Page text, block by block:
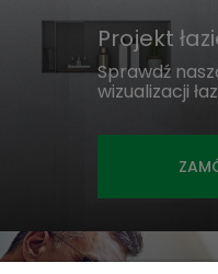
klej i fugi?
Jakie są zalety i
lastryko?
Jaka jest różnica
lastryko a płytkami
Gdzie najlepiej
lastryko w domu?
Projekt
Sprawdź
wizualizacji